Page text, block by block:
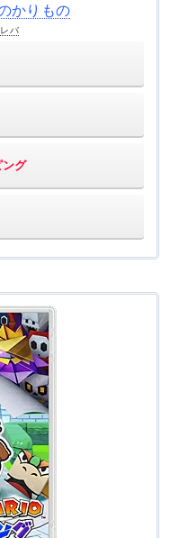
かりもの
バ
ング